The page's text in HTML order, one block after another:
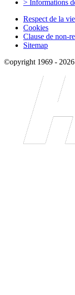
> Informations
Respect de la
Cookies
Clause de non-
Sitemap
©opyright 1969 -